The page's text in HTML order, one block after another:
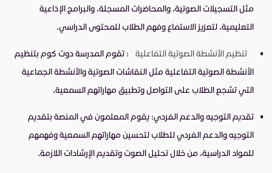
مثل التسجيلات الصوتية، والمحاضرات المسجلة، والبرامج الإذاعية
التعليمية، لتعزيز الاستماع وفهم الطلاب للمحتوى الدراسي.
تنظيم الأنشطة الصوتية التفاعلية
: تقوم المدرسة دوت كوم بتنظيم
الأنشطة الصوتية التفاعلية مثل النقاشات الصوتية والأنشطة الجماعية
التي تشجع الطلاب على التواصل وتطبيق مهاراتهم السمعية.
تقديم التوجيه والدعم الفردي: يقوم المعلمون في المنصة بتقديم
التوجيه والدعم الفردي للطلاب لتحسين مهاراتهم السمعية وفهمهم
للمواد الدراسية، من خلال تحليل الصوت وتقديم الإرشادات اللازمة.